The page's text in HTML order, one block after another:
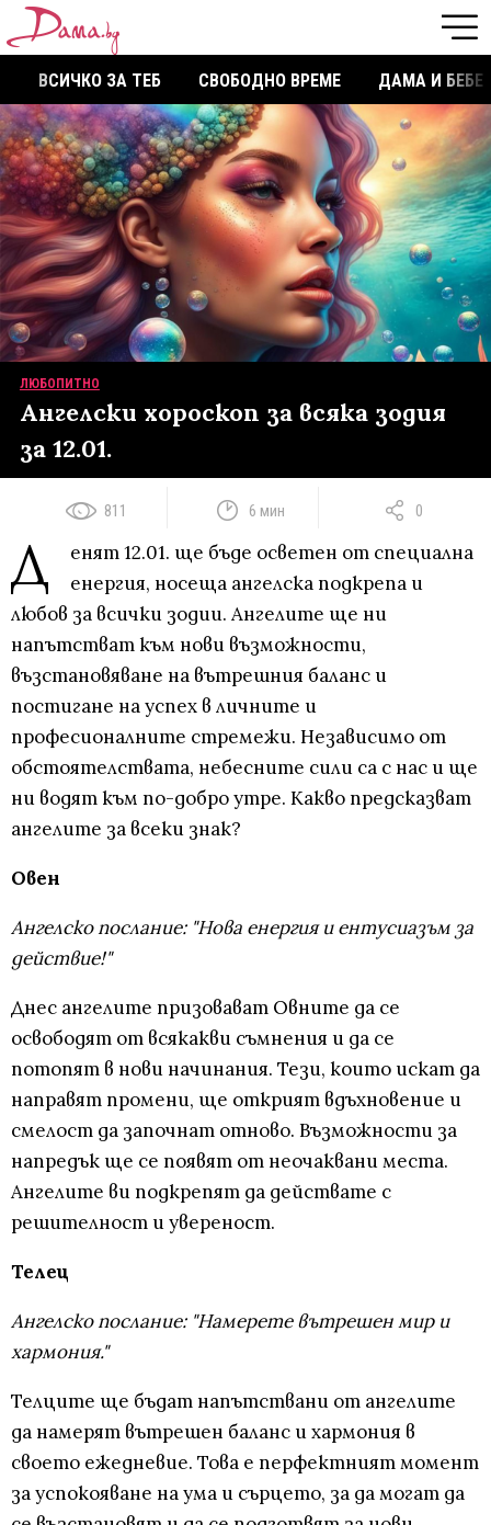
ВСИЧКО ЗА ТЕБ СВОБОДНО ВРЕМЕ ДАМА И БЕБЕ
ЛЮБОПИТНО
Ангелски хороскоп за всяка зодия
за 12.01.
811 6 мин 0
Д
енят 12.01. ще бъде осветен от специална
енергия, носеща ангелска подкрепа и
любов за всички зодии. Ангелите ще ни
напътстват към нови възможности,
възстановяване на вътрешния баланс и
постигане на успех в личните и
професионалните стремежи. Независимо от
обстоятелствата, небесните сили са с нас и ще
ни водят към по-добро утре. Какво предсказват
ангелите за всеки знак?
Овен
Ангелско послание: "Нова енергия и ентусиазъм за
действие!"
Днес ангелите призовават Овните да се
освободят от всякакви съмнения и да се
потопят в нови начинания. Тези, които искат да
направят промени, ще открият вдъхновение и
смелост да започнат отново. Възможности за
напредък ще се появят от неочаквани места.
Ангелите ви подкрепят да действате с
решителност и увереност.
Телец
Ангелско послание: "Намерете вътрешен мир и
хармония."
Телците ще бъдат напътствани от ангелите
да намерят вътрешен баланс и хармония в
своето ежедневие. Това е перфектният момент
за успокояване на ума и сърцето, за да могат да